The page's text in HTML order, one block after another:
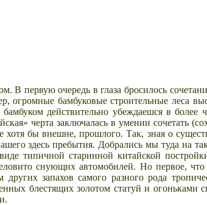
В первую очередь в глаза бросилось
огромные бамбуковые строительные леса
действительно убеждаешся в более
черта заключалась в умении сочетать
хотя бы внешне, прошлого. Так, зная о
здесь пребытия. Добрались мы туда на
типичной старинной китайской
снующих автомобилей. Но первое,
запахов самого разного рода
блестящих золотом статуй и огоньками